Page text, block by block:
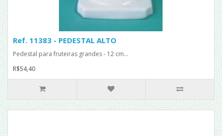
Ref. 11383 - PEDESTAL ALTO
Pedestal para fruteiras grandes - 12 cm...
R$54,40